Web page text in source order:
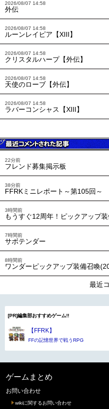
2026/08/07 14:58
外伝
2026/08/07 14:58
ルーンレイピア【XIII】
2026/08/07 14:58
クリスタルハープ【外伝】
2026/08/07 14:58
天使のローブ【外伝】
2026/08/07 14:58
ラバーコンシャス【XIII】
22分前
フレンド募集掲示板
38分前
FFRKミニレポート～第105回～
3時間前
もうすぐ12周年！ピックアップ
7時間前
サボテンダー
8時間前
ワンダーピックアップ装備召喚
最近
[PR]編集部おすすめゲーム!!
【FFRK】
FFの記憶世界で戦うRPG
ゲームまとめ
お問い合わせ
wikiに関するお問い合わせ